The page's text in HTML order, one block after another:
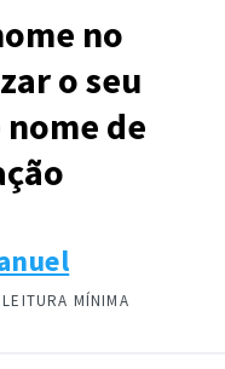
no
o seu
de
MÍNIMA